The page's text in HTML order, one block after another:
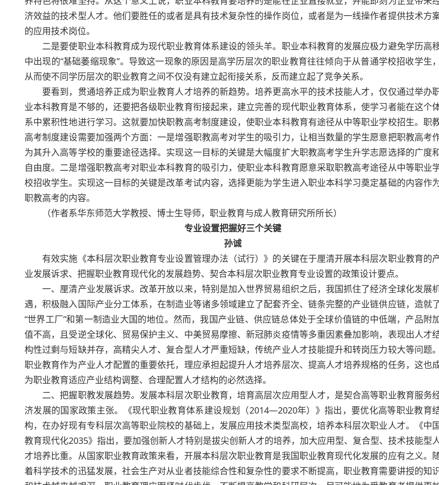
济效益的技术型人才。他们要胜任的或者是具有技术复杂性的操作岗位，或者是为一线操作者提供技术方
的应用技术岗位。
二是要使职业本科教育成为现代职业教育体系建设的领头羊。职业本科教育的发展应极力避免学历高
中出现的“基础萎缩现象”。导致这一现象的原因是高学历层次的职业教育往往倾向于从普通学校招收学生，
从而使不同学历层次的职业教育之间不仅没有建立起衔接关系，反而建立起了竞争关系。
要看到，贯通培养正成为职业教育人才培养的新趋势。培养更高水平的技术技能人才，仅仅通过举办
业本科教育是不够的，还要把各级职业教育衔接起来，建立完善的现代职业教育体系，使学习者能在这个
系中累积性地进行学习。这就要加快职教高考制度建设，使职业本科教育有途径从中等职业学校招生。职
高考制度建设需要加强两个方面：一是增强职教高考对学生的吸引力，让相当数量的学生愿意把职教高考
为其升入高等学校的重要途径选择。实现这一目标的关键是大幅度扩大职教高考学生升学志愿选择的广度
自由度。二是增强职教高考对职业本科教育的吸引力，使职业本科教育愿意采取职教高考途径从中等职业
校招收学生。实现这一目标的关键是改革考试内容，选择更能为学生进入职业本科学习奠定基础的内容作
职教高考的内容。
（作者系华东师范大学教授、博士生导师，职业教育与成人教育研究所所长）
专业设置把握好三个关键
孙诚
有效实施《本科层次职业教育专业设置管理办法（试行）》的关键在于厘清开展本科层次职业教育的
业发展诉求、把握职业教育现代化的发展趋势、契合本科层次职业教育专业设置的政策设计要点。
一、厘清产业发展诉求。改革开放以来，特别是加入世界贸易组织之后，我国抓住了经济全球化发展
遇，积极融入国际产业分工体系，在制造业等诸多领域建立了配套齐全、链条完整的产业链供应链，造就
“世界工厂”和第一制造业大国的地位。然而，我国产业链、供应链总体处于全球价值链的中低端，产品附
值不高，且受逆全球化、贸易保护主义、中美贸易摩擦、新冠肺炎疫情等多重因素叠加影响，表现出人才
构性过剩与短缺并存，高精尖人才、复合型人才严重短缺，传统产业人才技能提升和转岗压力较大等问题。
职业教育作为产业人才配置的重要依托，理应承担起提升人才培养层次、提高人才培养规格的任务，这也
为职业教育适应产业结构调整、合理配置人才结构的必然选择。
二、把握职教发展趋势。发展本科层次职业教育，培育高层次应用型人才，是契合高等职业教育服务
济发展的国家政策主张。《现代职业教育体系建设规划（2014—2020年）》指出，要优化高等职业教育
构，在办好现有专科层次高等职业院校的基础上，发展应用技术类型高校，培养本科层次职业人才。《中
教育现代化2035》指出，要加强创新人才特别是拔尖创新人才的培养，加大应用型、复合型、技术技能型
才培养比重。从国家职业教育政策来看，开展本科层次职业教育是我国职业教育现代化发展的应有之义。
着科学技术的迅猛发展，社会生产对从业者技能综合性和复杂性的要求不断提高，职业教育需要讲授的知